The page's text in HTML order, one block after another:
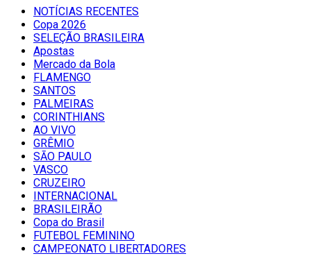
NOTÍCIAS RECENTES
Copa 2026
SELEÇÃO BRASILEIRA
Apostas
Mercado da Bola
FLAMENGO
SANTOS
PALMEIRAS
CORINTHIANS
AO VIVO
GRÊMIO
SĀO PAULO
VASCO
CRUZEIRO
INTERNACIONAL
BRASILEIRÃO
Copa do Brasil
FUTEBOL FEMININO
CAMPEONATO LIBERTADORES